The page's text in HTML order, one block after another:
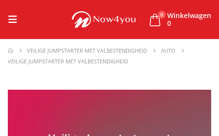
0 Winkelwagen
0
VEILIGE JUMPSTARTER MET VALBESTENDIGHEID
AUTO
VEILIGE JUMPSTARTER MET VALBESTENDIGHEID